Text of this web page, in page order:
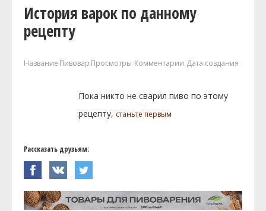
История варок по данному
рецепту
Название Пивовар Просмотры Комментарии Дата создания
Пока никто не сварил пиво по этому
рецепту, станьте первым
Рассказать друзьям: